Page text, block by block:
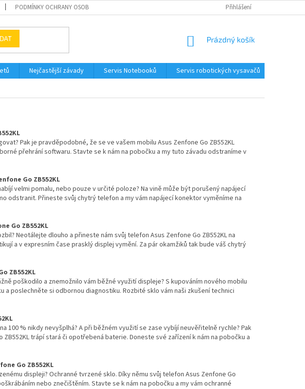
PODMÍNKY OCHRANY OSOBNÍCH ÚDAJŮ Přihlášení
NÁKUPNÍ
Prázdný košík
Nejčastější závady Servis Notebooků Servis robotických vysavačů
Pak je pravděpodobné, že se ve vašem mobilu Asus Zenfone Go ZB552KL
přehrání softwaru. Stavte se k nám na pobočku a my tuto závadu odstraníme v
Go ZB552KL
velmi pomalu, nebo pouze v určité poloze? Na vině může být porušený napájecí
odstranit. Přineste svůj chytrý telefon a my vám napájecí konektor vyměníme na
Go ZB552KL
Neotálejte dlouho a přineste nám svůj telefon Asus Zenfone Go ZB552KL na
a v expresním čase prasklý displej vymění. Za pár okamžiků tak bude váš chytrý
ZB552KL
poškodilo a znemožnilo vám běžné využití displeje? S kupováním nového mobilu
a poslechněte si odbornou diagnostiku. Rozbité sklo vám naši zkušení technici
100 % nikdy nevyšplhá? A při běžném využití se zase vybíjí neuvěřitelně rychle? Pak
trápí stará či opotřebená baterie. Doneste své zařízení k nám na pobočku a
Go ZB552KL
displeji? Ochranné tvrzené sklo. Díky němu svůj telefon Asus Zenfone Go
nebo znečištěním. Stavte se k nám na pobočku a my vám ochranné